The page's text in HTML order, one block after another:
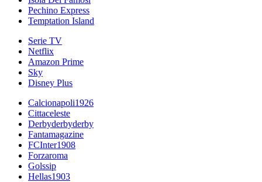
Pechino Express
Temptation Island
Serie TV
Netflix
Amazon Prime
Sky
Disney Plus
Calcionapoli1926
Cittaceleste
Derbyderbyderby
Fantamagazine
FCInter1908
Forzaroma
Golssip
Hellas1903